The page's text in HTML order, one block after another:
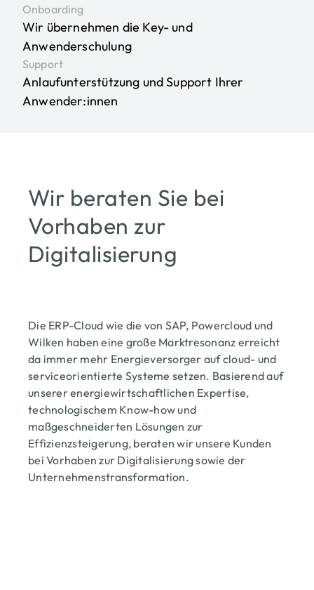
Onboarding
Wir übernehmen die Key- und
Anwenderschulung
Support
Anlaufunterstützung und Support Ihrer
Anwender:innen
Wir beraten Sie bei
Vorhaben zur
Digitalisierung
Die ERP-Cloud wie die von SAP, Powercloud und
Wilken haben eine große Marktresonanz erreicht
da immer mehr Energieversorger aufcloud- und
serviceorientierte Systeme setzen. Basierend auf
unserer energiewirtschaftlichen Expertise,
technologischem Know-how und
maßgeschneiderten Lösungen zur
Effizienzsteigerung, beraten wir unsere Kunden
bei Vorhaben zur Digitalisierung sowie der
Unternehmenstransformation.